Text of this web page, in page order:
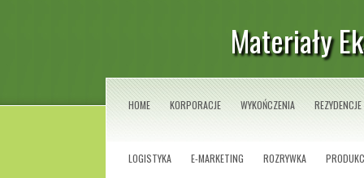
Materiały
HOME KORPORACJE WYKOŃCZENIA REZYDENCJE
LOGISTYKA E-MARKETING ROZRYWKA